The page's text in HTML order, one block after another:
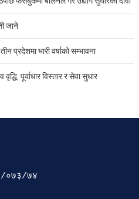
जाने
प्रदेशमा भारी वर्षाको सम्भावना
पूर्वाधार विस्तार र सेवा सुधार
०७३/७४